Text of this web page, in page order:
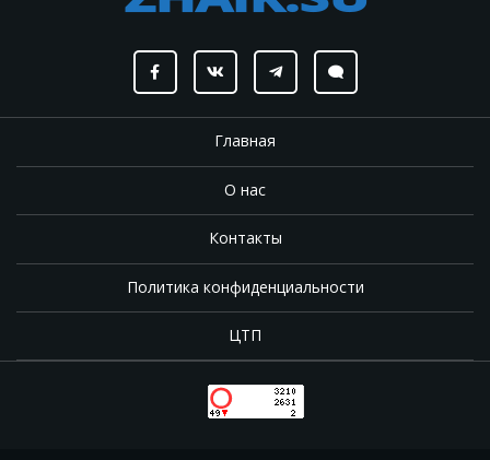
Главная
О нас
Контакты
Политика конфиденциальности
ЦТП